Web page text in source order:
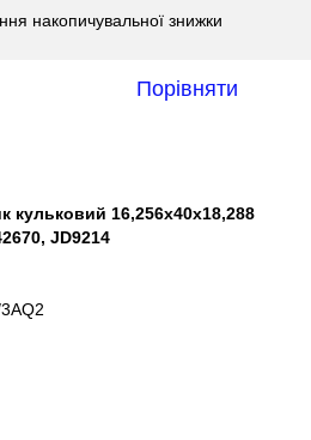
накопичувальної знижки
Порівняти
кульковий 16,256х40х18,288
JD9214